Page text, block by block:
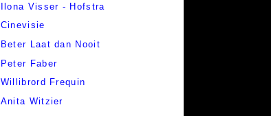
Ilona Visser - Hofstra
Cinevisie
Beter Laat dan Nooit
Peter Faber
Willibrord Frequin
Anita Witzier